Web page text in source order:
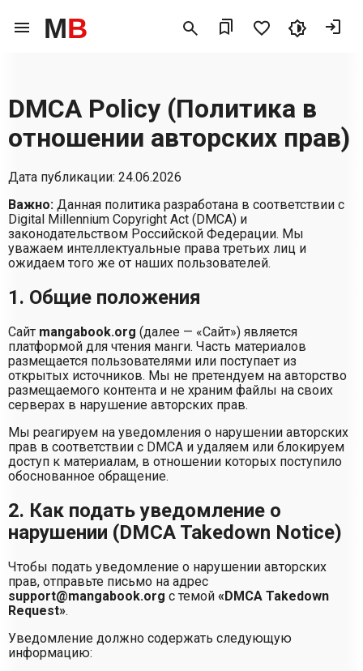
MB
DMCA Policy (Политика в
отношении авторских прав)
Дата публикации: 24.06.2026
Важно: Данная политика разработана в соответствии с
Digital Millennium Copyright Act (DMCA) и
законодательством Российской Федерации. Мы
уважаем интеллектуальные права третьих лиц и
ожидаем того же от наших пользователей.
1. Общие положения
Сайт mangabook.org (далее — «Сайт») является
платформой для чтения манги. Часть материалов
размещается пользователями или поступает из
открытых источников. Мы не претендуем на авторство
размещаемого контента и не храним файлы на своих
серверах в нарушение авторских прав.
Мы реагируем на уведомления о нарушении авторских
прав в соответствии с DMCA и удаляем или блокируем
доступ к материалам, в отношении которых поступило
обоснованное обращение.
2. Как подать уведомление о
нарушении (DMCA Takedown Notice)
Чтобы подать уведомление о нарушении авторских
прав, отправьте письмо на адрес
support@mangabook.org с темой «DMCA Takedown
Request».
Уведомление должно содержать следующую
информацию: